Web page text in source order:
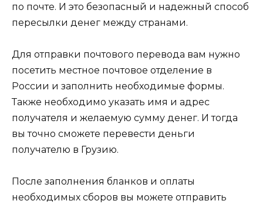
по почте. И это безопасный и надежный способ
пересылки денег между странами.
Для отправки почтового перевода вам нужно
посетить местное почтовое отделение в
России и заполнить необходимые формы.
Также необходимо указать имя и адрес
получателя и желаемую сумму денег. И тогда
вы точно сможете перевести деньги
получателю в Грузию.
После заполнения бланков и оплаты
необходимых сборов вы можете отправить